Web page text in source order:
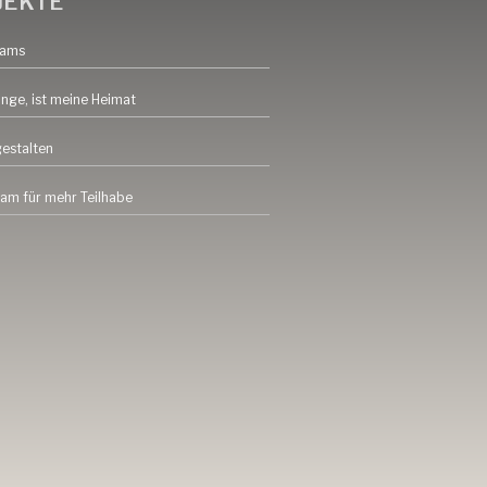
ist meine Heimat
für mehr Teilhabe